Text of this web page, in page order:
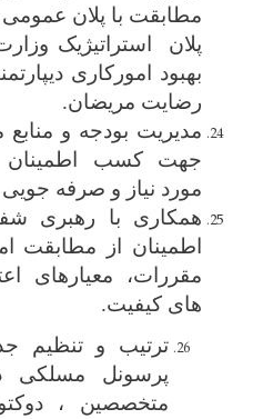
مطابقت با پلان عمومی
پلان استراتیژیک
بهبود امورکاری
رضایت مریضان.
مدیریت بودجه و منابع
جهت کسب
مورد نیاز و ‌صرفه
همکاری با رهبری
اطمینان از مطابقت
مقررات، معیارهای
های کیفیت.
ترتیب و تنظیم
پرسونل مسلکی
متخصصین ،